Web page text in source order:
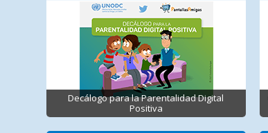
Decálogo para la Parentalidad Digital
Positiva